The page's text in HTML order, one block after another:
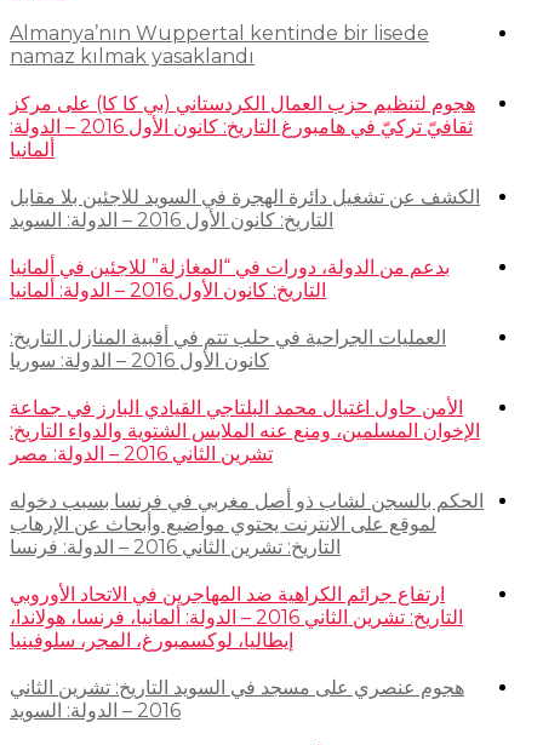
Almanya’nın Wuppertal kentinde bir lisede
namaz kılmak yasaklandı
هجوم لتنظيم حزب العمال الكردستاني (بي كا كا) على مركز
ثقافيّ تركيّ في هامبورغ التاريخ: كانون الأول 2016 – الدولة:
ألمانيا
الكشف عن تشغيل دائرة الهجرة في السويد للاجئين بلا مقابل
التاريخ: كانون الأول 2016 – الدولة: السويد
بدعم من الدولة، دورات في “المغازلة” للاجئين في ألمانيا
التاريخ: كانون الأول 2016 – الدولة: ألمانيا
العمليات الجراحية في حلب تتم في أقبية المنازل التاريخ:
كانون الأول 2016 – الدولة: سوريا
الأمن حاول اغتيال محمد البلتاجي القيادي البارز في جماعة
الإخوان المسلمين، ومنع عنه الملابس الشتوية والدواء التاريخ:
تشرين الثاني 2016 – الدولة: مصر
الحكم بالسجن لشاب ذو أصل مغربي في فرنسا بسبب دخوله
لموقع على الانترنت يحتوي مواضيع وأبحاث عن الإرهاب
التاريخ: تشرين الثاني 2016 – الدولة: فرنسا
ارتفاع جرائم الكراهية ضد المهاجرين في الاتحاد الأوروبي
التاريخ: تشرين الثاني 2016 – الدولة: ألمانيا، فرنسا، هولاندا،
إيطاليا، لوكسمبورغ، المجر، سلوفينيا
هجوم عنصري على مسجد في السويد التاريخ: تشرين الثاني
2016 – الدولة: السويد